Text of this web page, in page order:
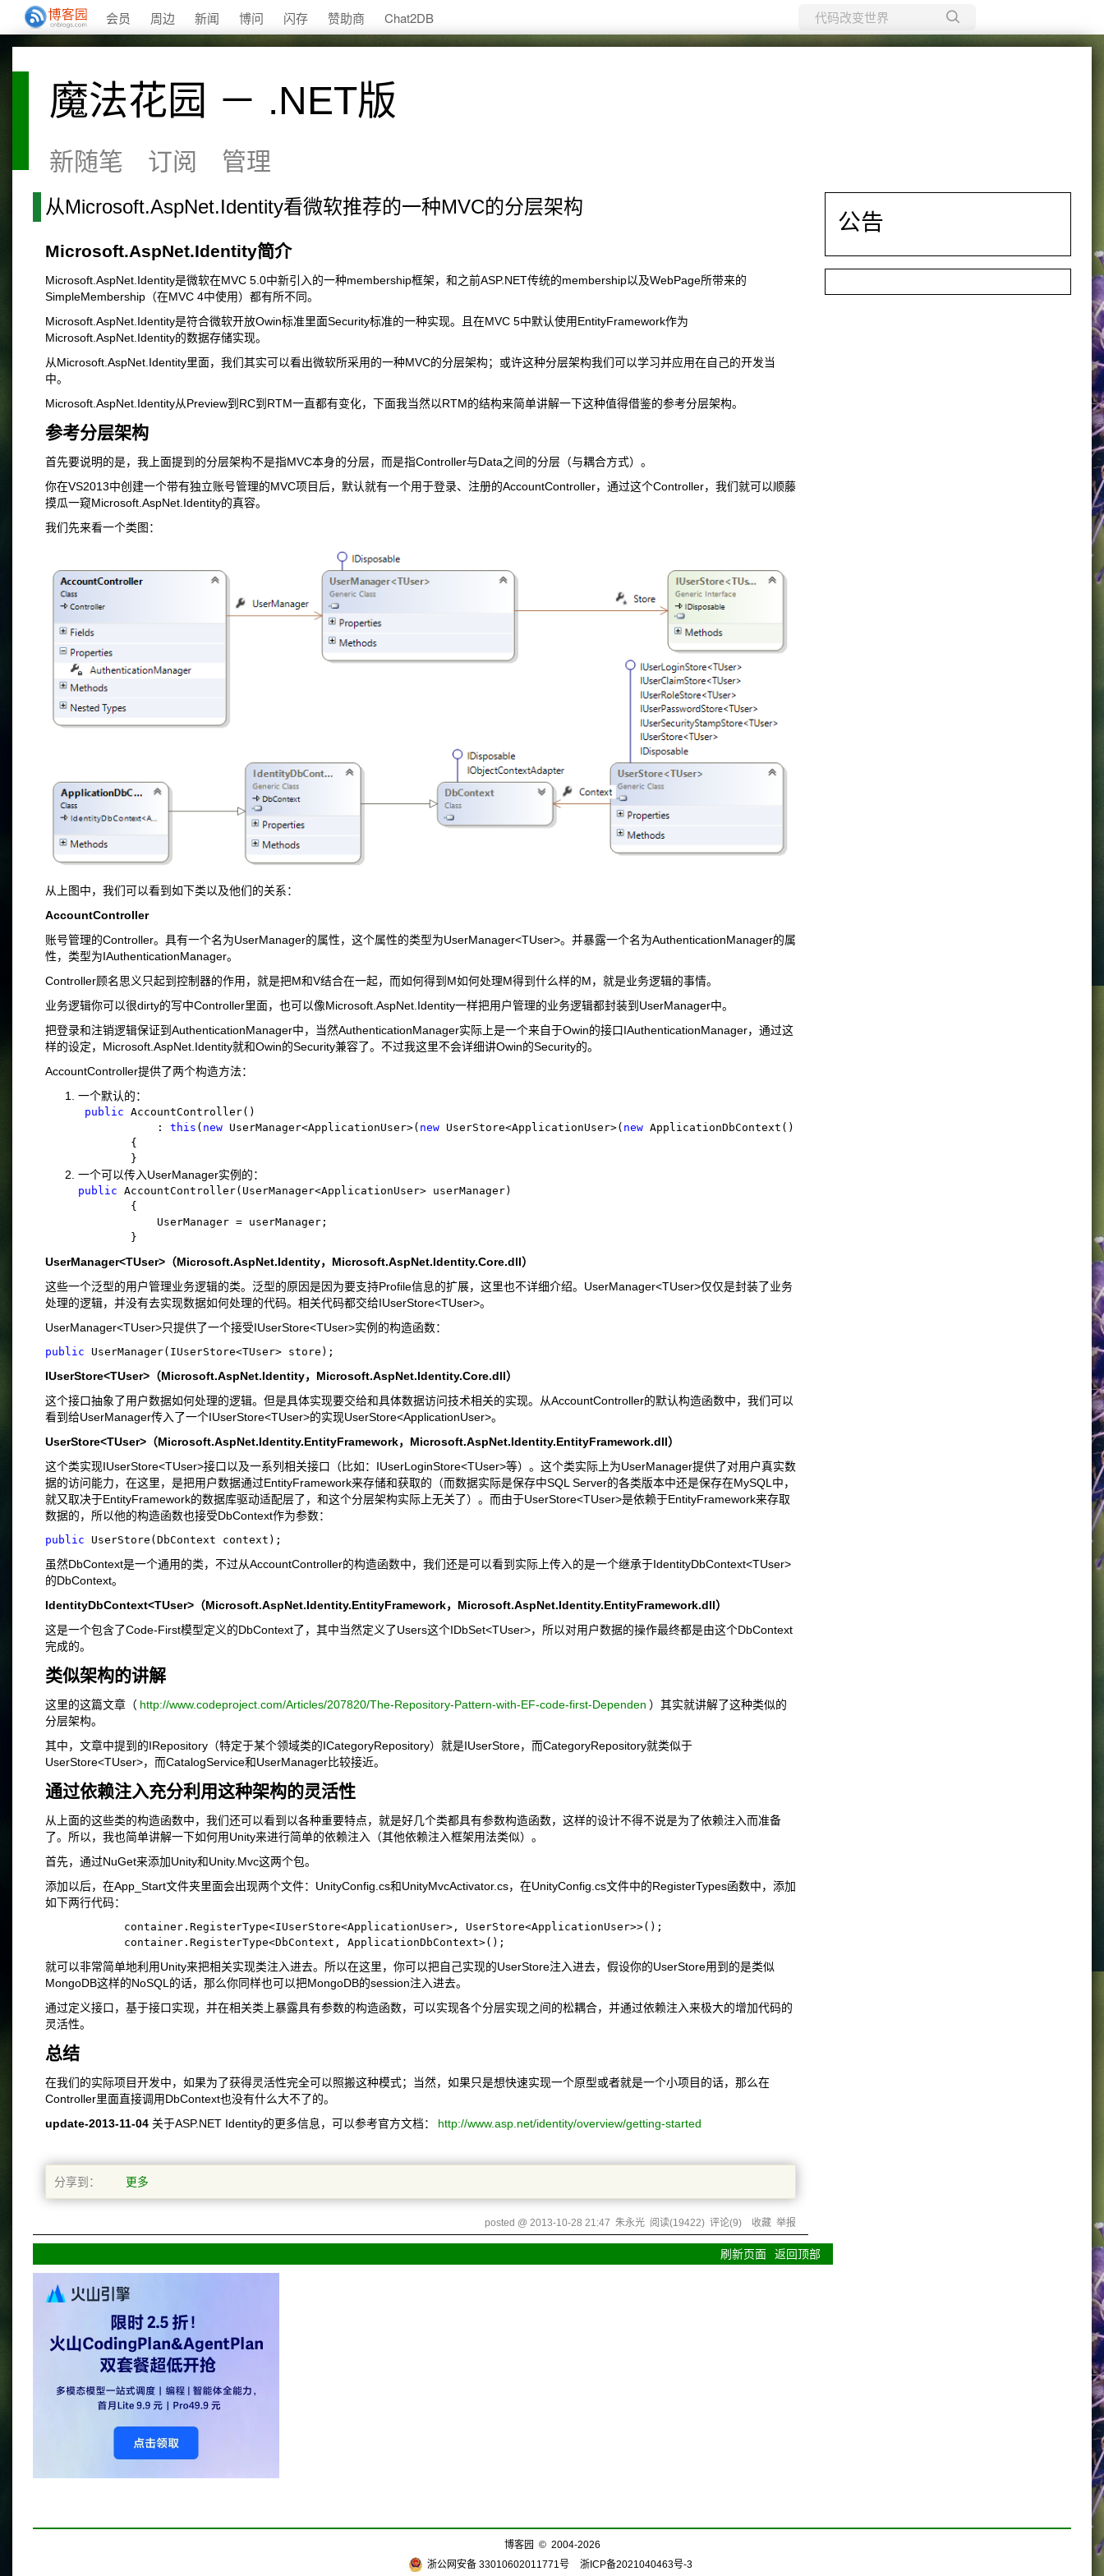
会员 周边 新闻 博问 闪存 赞助商 Chat2DB
所有博客
魔法花园 － .NET版
新随笔 订阅 管理
从Microsoft.AspNet.Identity看微软推荐的一种MVC的分层架构
Microsoft.AspNet.Identity简介
Microsoft.AspNet.Identity是微软在MVC 5.0中新引入的一种membership框架，和之前ASP.NET传统的membership以及WebPage所带来的
SimpleMembership（在MVC 4中使用）都有所不同。
Microsoft.AspNet.Identity是符合微软开放Owin标准里面Security标准的一种实现。且在MVC 5中默认使用EntityFramework作为
Microsoft.AspNet.Identity的数据存储实现。
从Microsoft.AspNet.Identity里面，我们其实可以看出微软所采用的一种MVC的分层架构；或许这种分层架构我们可以学习并应用在自己的开发当
中。
Microsoft.AspNet.Identity从Preview到RC到RTM一直都有变化，下面我当然以RTM的结构来简单讲解一下这种值得借鉴的参考分层架构。
参考分层架构
首先要说明的是，我上面提到的分层架构不是指MVC本身的分层，而是指Controller与Data之间的分层（与耦合方式）。
你在VS2013中创建一个带有独立账号管理的MVC项目后，默认就有一个用于登录、注册的AccountController，通过这个Controller，我们就可以顺藤
摸瓜一窥Microsoft.AspNet.Identity的真容。
我们先来看一个类图：
从上图中，我们可以看到如下类以及他们的关系：
AccountController
账号管理的Controller。具有一个名为UserManager的属性，这个属性的类型为UserManager<TUser>。并暴露一个名为AuthenticationManager的属
性，类型为IAuthenticationManager。
Controller顾名思义只起到控制器的作用，就是把M和V结合在一起，而如何得到M如何处理M得到什么样的M，就是业务逻辑的事情。
业务逻辑你可以很dirty的写中Controller里面，也可以像Microsoft.AspNet.Identity一样把用户管理的业务逻辑都封装到UserManager中。
把登录和注销逻辑保证到AuthenticationManager中，当然AuthenticationManager实际上是一个来自于Owin的接口IAuthenticationManager，通过这
样的设定，Microsoft.AspNet.Identity就和Owin的Security兼容了。不过我这里不会详细讲Owin的Security的。
AccountController提供了两个构造方法：
一个默认的：
public AccountController()
            :
this ( new UserManager<ApplicationUser>( new UserStore<ApplicationUser>( new ApplicationDbContext())))
        {
        }
一个可以传入UserManager实例的：
public AccountController(UserManager<ApplicationUser> userManager)
        {
            UserManager = userManager;
        }
UserManager<TUser>（Microsoft.AspNet.Identity，Microsoft.AspNet.Identity.Core.dll）
这些一个泛型的用户管理业务逻辑的类。泛型的原因是因为要支持Profile信息的扩展，这里也不详细介绍。UserManager<TUser>仅仅是封装了业务
处理的逻辑，并没有去实现数据如何处理的代码。相关代码都交给IUserStore<TUser>。
UserManager<TUser>只提供了一个接受IUserStore<TUser>实例的构造函数：
public UserManager(IUserStore<TUser> store);
IUserStore<TUser>（Microsoft.AspNet.Identity，Microsoft.AspNet.Identity.Core.dll）
这个接口抽象了用户数据如何处理的逻辑。但是具体实现要交给和具体数据访问技术相关的实现。从AccountController的默认构造函数中，我们可以
看到给UserManager传入了一个IUserStore<TUser>的实现UserStore<ApplicationUser>。
UserStore<TUser>（Microsoft.AspNet.Identity.EntityFramework，Microsoft.AspNet.Identity.EntityFramework.dll）
这个类实现IUserStore<TUser>接口以及一系列相关接口（比如：IUserLoginStore<TUser>等）。这个类实际上为UserManager提供了对用户真实数
据的访问能力，在这里，是把用户数据通过EntityFramework来存储和获取的（而数据实际是保存中SQL Server的各类版本中还是保存在MySQL中，
就又取决于EntityFramework的数据库驱动适配层了，和这个分层架构实际上无关了）。而由于UserStore<TUser>是依赖于EntityFramework来存取
数据的，所以他的构造函数也接受DbContext作为参数：
public UserStore(DbContext context);
虽然DbContext是一个通用的类，不过从AccountController的构造函数中，我们还是可以看到实际上传入的是一个继承于IdentityDbContext<TUser>
的DbContext。
IdentityDbContext<TUser>（Microsoft.AspNet.Identity.EntityFramework，Microsoft.AspNet.Identity.EntityFramework.dll）
这是一个包含了Code-First模型定义的DbContext了，其中当然定义了Users这个IDbSet<TUser>，所以对用户数据的操作最终都是由这个DbContext
完成的。
类似架构的讲解
这里的这篇文章（ http://www.codeproject.com/Articles/207820/The-Repository-Pattern-with-EF-code-first-Dependen ）其实就讲解了这种类似的
分层架构。
其中，文章中提到的IRepository（特定于某个领域类的ICategoryRepository）就是IUserStore，而CategoryRepository就类似于
UserStore<TUser>，而CatalogService和UserManager比较接近。
通过依赖注入充分利用这种架构的灵活性
从上面的这些类的构造函数中，我们还可以看到以各种重要特点，就是好几个类都具有参数构造函数，这样的设计不得不说是为了依赖注入而准备
了。所以，我也简单讲解一下如何用Unity来进行简单的依赖注入（其他依赖注入框架用法类似）。
首先，通过NuGet来添加Unity和Unity.Mvc这两个包。
添加以后，在App_Start文件夹里面会出现两个文件：UnityConfig.cs和UnityMvcActivator.cs，在UnityConfig.cs文件中的RegisterTypes函数中，添加
如下两行代码：
            container.RegisterType<IUserStore<ApplicationUser>, UserStore<ApplicationUser>>();
            container.RegisterType<DbContext, ApplicationDbContext>();
就可以非常简单地利用Unity来把相关实现类注入进去。所以在这里，你可以把自己实现的UserStore注入进去，假设你的UserStore用到的是类似
MongoDB这样的NoSQL的话，那么你同样也可以把MongoDB的session注入进去。
通过定义接口，基于接口实现，并在相关类上暴露具有参数的构造函数，可以实现各个分层实现之间的松耦合，并通过依赖注入来极大的增加代码的
灵活性。
总结
在我们的实际项目开发中，如果为了获得灵活性完全可以照搬这种模式；当然，如果只是想快速实现一个原型或者就是一个小项目的话，那么在
Controller里面直接调用DbContext也没有什么大不了的。
update-2013-11-04 关于ASP.NET Identity的更多信息，可以参考官方文档： http://www.asp.net/identity/overview/getting-started
分享到： 更多
posted @ 2013-10-28 21:47 朱永光 阅读(19422) 评论(9) 收藏 举报
刷新页面 返回顶部
公告
博客园 © 2004-2026
浙公网安备 33010602011771号
浙ICP备2021040463号-3